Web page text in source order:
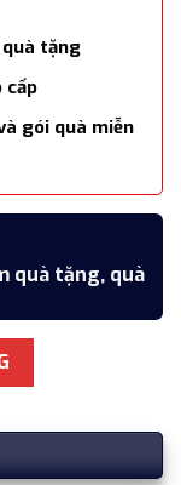
tặng
cấp
gói quà miễn
quà tặng, quà
nữ KQ-WD27